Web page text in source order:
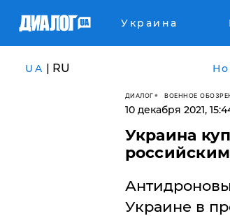
Украина
UA | RU
ДИАЛОГ ВОЕННОЕ
10 декабря 2021,
Украина
Украине в